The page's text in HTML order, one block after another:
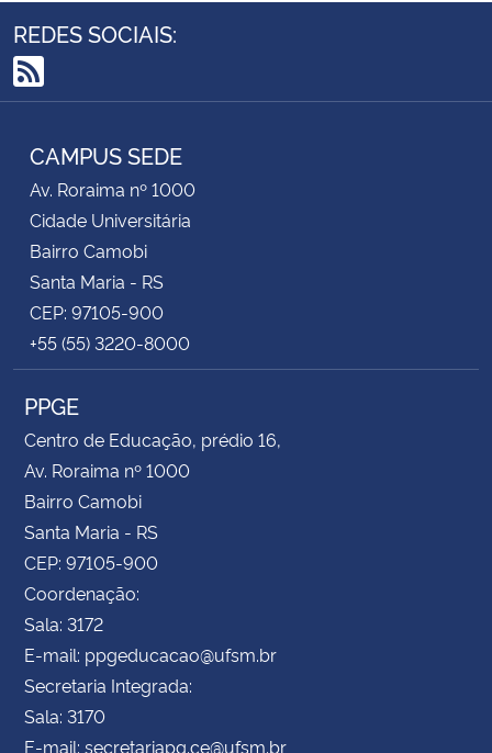
REDES SOCIAIS:
RSS
CAMPUS SEDE
Av. Roraima nº 1000
Cidade Universitária
Bairro Camobi
Santa Maria - RS
CEP: 97105-900
+55 (55) 3220-8000
PPGE
Centro de Educação, prédio 16,
Av. Roraima nº 1000
Bairro Camobi
Santa Maria - RS
CEP: 97105-900
Coordenação:
Sala: 3172
E-mail: ppgeducacao@ufsm.br
Secretaria Integrada:
Sala: 3170
E-mail: secretariapg.ce@ufsm.br